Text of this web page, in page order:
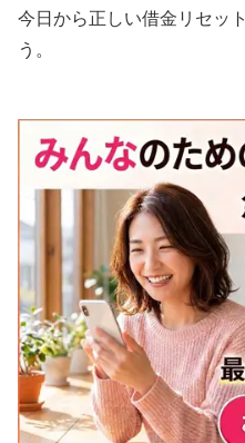
今日から正しい借金リセッ
う。